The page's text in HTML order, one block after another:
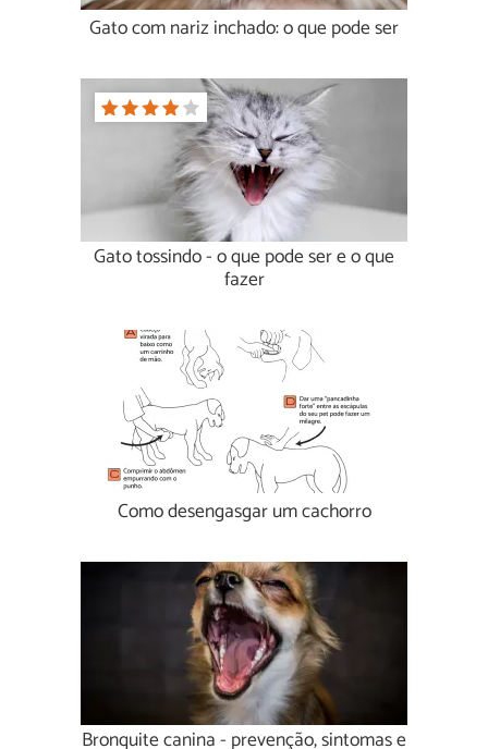
Gato com nariz inchado: o que pode ser
Gato tossindo - o que pode ser e o que
fazer
Como desengasgar um cachorro
Bronquite canina - prevenção, sintomas e